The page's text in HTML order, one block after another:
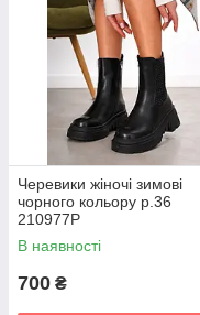
Черевики жіночі зимові
чорного кольору р.36
210977P
В наявності
700 ₴